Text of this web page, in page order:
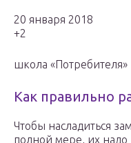
20 января 2018
+2
школа «Потребителя»
Как правильно
Чтобы насладиться
полной мере, их надо